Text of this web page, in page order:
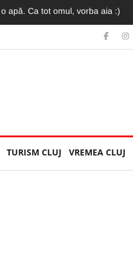
TURISM CLUJ VREMEA CLUJ